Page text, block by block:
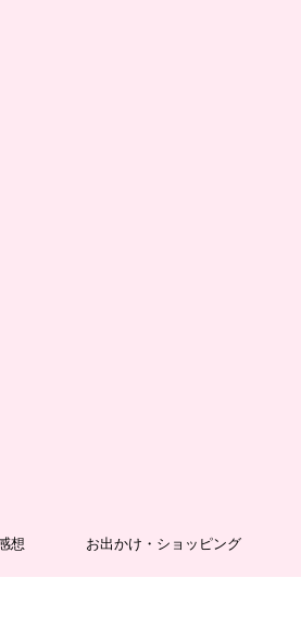
想 お出かけ・ショッピング